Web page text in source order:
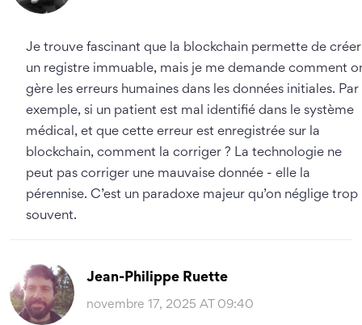
Je trouve fascinant que la blockchain permette de créer
un registre immuable, mais je me demande comment
gère les erreurs humaines dans les données initiales. Par
exemple, si un patient est mal identifié dans le système
médical, et que cette erreur est enregistrée sur la
blockchain, comment la corriger ? La technologie ne
peut pas corriger une mauvaise donnée - elle la
pérennise. C’est un paradoxe majeur qu’on néglige trop
souvent.
Jean-Philippe Ruette
novembre 17, 2025 AT 09:40